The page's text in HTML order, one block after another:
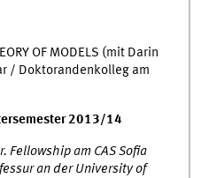
OF MODELS (mit Darin
/ Doktorandenkolleg am
2013/14
Fellowship am CAS Sofia
an der University of